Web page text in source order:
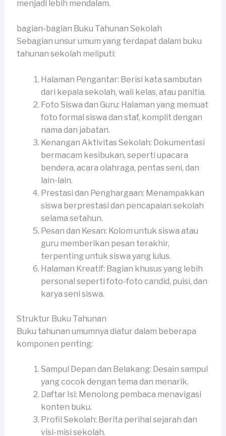
menjadi lebih mendalam.
bagian-bagian Buku Tahunan Sekolah
Sebagian unsur umum yang terdapat dalam buku
tahunan sekolah meliputi:
Halaman Pengantar: Berisi kata sambutan
dari kepala sekolah, wali kelas, atau panitia.
Foto Siswa dan Guru: Halaman yang memuat
foto formal siswa dan staf, komplit dengan
nama dan jabatan.
Kenangan Aktivitas Sekolah: Dokumentasi
bermacam kesibukan, seperti upacara
bendera, acara olahraga, pentas seni, dan
lain-lain.
Prestasi dan Penghargaan: Menampakkan
siswa berprestasi dan pencapaian sekolah
selama setahun.
Pesan dan Kesan: Kolom untuk siswa atau
guru memberikan pesan terakhir,
terpenting untuk siswa yang lulus.
Halaman Kreatif: Bagian khusus yang lebih
personal seperti foto-foto candid, puisi, dan
karya seni siswa.
Struktur Buku Tahunan
Buku tahunan umumnya diatur dalam beberapa
komponen penting:
Sampul Depan dan Belakang: Desain sampul
yang cocok dengan tema dan menarik.
Daftar Isi: Menolong pembaca menavigasi
konten buku.
Profil Sekolah: Berita perihal sejarah dan
visi-misi sekolah.